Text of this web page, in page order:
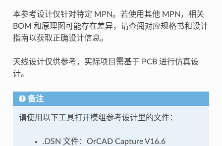
本参考设计仅针对特定 MPN。若使用其他 MPN，相关
BOM 和原理图可能存在差异，请查阅对应规格书和设计
指南以获取正确设计信息。
天线设计仅供参考，实际项目需基于 PCB 进行仿真设
计。
备注
请使用以下工具打开模组参考设计里的文件：
.DSN 文件：OrCAD Capture V16.6